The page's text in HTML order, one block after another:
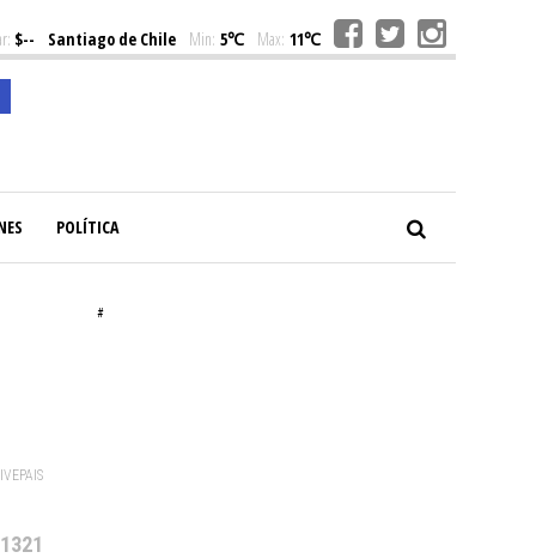
$-- Santiago de Chile Min: 5℃ Max: 11℃
POLÍTICA
#